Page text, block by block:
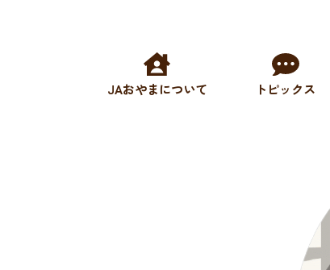
JAおやまについて トピックス